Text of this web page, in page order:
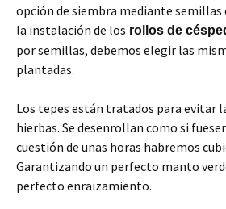
opción de siembra mediante
la instalación de los rollos de
por semillas, debemos elegir las
plantadas.
Los tepes están tratados para evitar
hierbas. Se desenrollan como si
cuestión de unas horas habremos
Garantizando un perfecto manto
perfecto enraizamiento.